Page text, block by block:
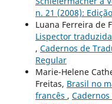
n. 21 (2008):
Luana Ferreira de
Lispector
, Cadernos de
Regular
Marie-Helene
Freitas, Brasil no
francês , Cadernos